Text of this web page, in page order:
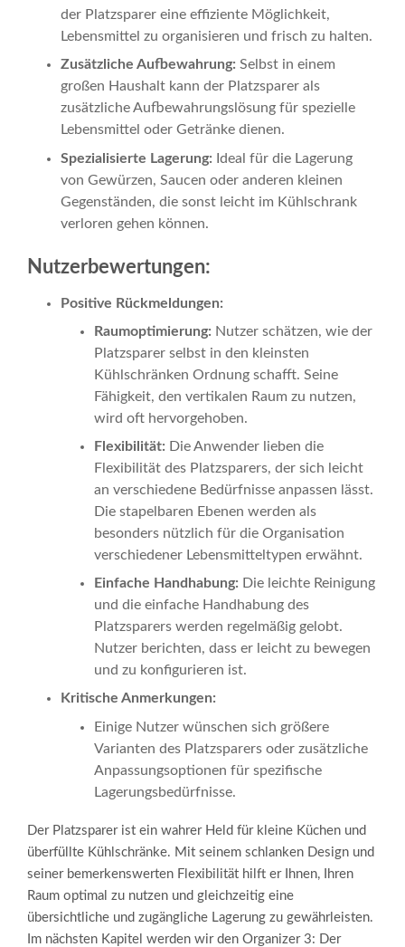
der Platzsparer eine effiziente Möglichkeit,
Lebensmittel zu organisieren und frisch zu halten.
Zusätzliche Aufbewahrung: Selbst in einem
großen Haushalt kann der Platzsparer als
zusätzliche Aufbewahrungslösung für spezielle
Lebensmittel oder Getränke dienen.
Spezialisierte Lagerung: Ideal für die Lagerung
von Gewürzen, Saucen oder anderen kleinen
Gegenständen, die sonst leicht im Kühlschrank
verloren gehen können.
Nutzerbewertungen:
Positive Rückmeldungen:
Raumoptimierung: Nutzer schätzen, wie der
Platzsparer selbst in den kleinsten
Kühlschränken Ordnung schafft. Seine
Fähigkeit, den vertikalen Raum zu nutzen,
wird oft hervorgehoben.
Flexibilität: Die Anwender lieben die
Flexibilität des Platzsparers, der sich leicht
an verschiedene Bedürfnisse anpassen lässt.
Die stapelbaren Ebenen werden als
besonders nützlich für die Organisation
verschiedener Lebensmitteltypen erwähnt.
Einfache Handhabung: Die leichte Reinigung
und die einfache Handhabung des
Platzsparers werden regelmäßig gelobt.
Nutzer berichten, dass er leicht zu bewegen
und zu konfigurieren ist.
Kritische Anmerkungen:
Einige Nutzer wünschen sich größere
Varianten des Platzsparers oder zusätzliche
Anpassungsoptionen für spezifische
Lagerungsbedürfnisse.
Der Platzsparer ist ein wahrer Held für kleine Küchen und
überfüllte Kühlschränke. Mit seinem schlanken Design und
seiner bemerkenswerten Flexibilität hilft er Ihnen, Ihren
Raum optimal zu nutzen und gleichzeitig eine
übersichtliche und zugängliche Lagerung zu gewährleisten.
Im nächsten Kapitel werden wir den Organizer 3: Der